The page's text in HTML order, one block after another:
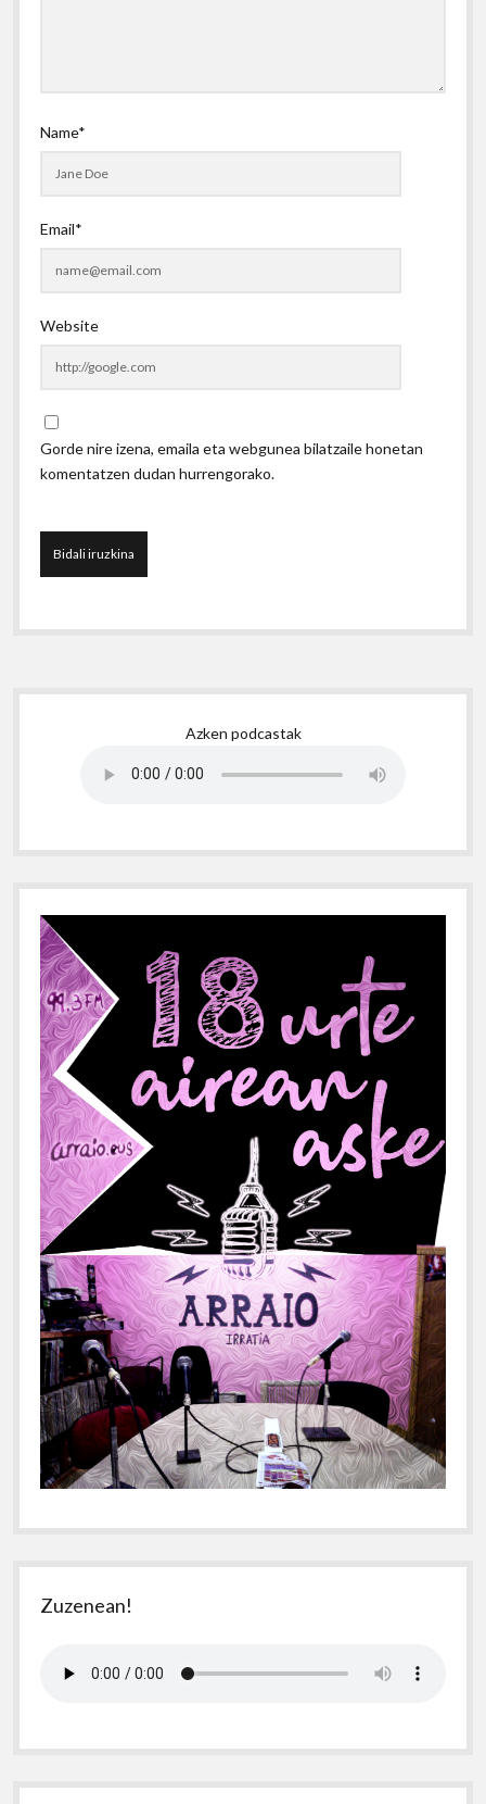
Name*
Email*
Website
Gorde nire izena, emaila eta webgunea bilatzaile honetan
komentatzen dudan hurrengorako.
Sidebar
Azken podcastak
Zuzenean!